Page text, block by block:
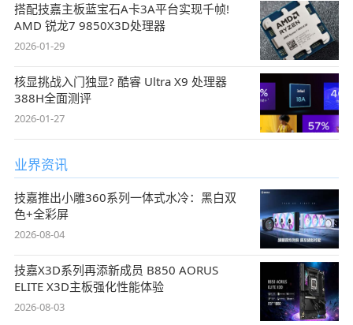
搭配技嘉主板蓝宝石A卡3A平台实现千帧!
AMD 锐龙7 9850X3D处理器
2026-01-29
核显挑战入门独显? 酷睿 Ultra X9 处理器
388H全面测评
2026-01-27
业界资讯
技嘉推出小雕360系列一体式水冷：黑白双
色+全彩屏
2026-08-04
技嘉X3D系列再添新成员 B850 AORUS
ELITE X3D主板强化性能体验
2026-08-03